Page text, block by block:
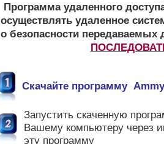
Программа удаленного
осуществлять удаленное
о безопасности передаваемых
Скачайте программу
Запустить скаченную
Вашему компьютеру через
эту программу